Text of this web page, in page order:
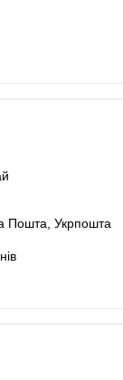
Пошта, Укрпошта